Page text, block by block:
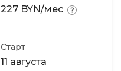
227 BYN/мес
Старт
11 августа